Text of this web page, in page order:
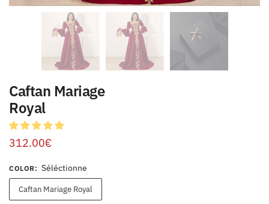
Caftan Mariage
Royal
312.00€
COLOR: Séléctionne
Caftan Mariage Royal